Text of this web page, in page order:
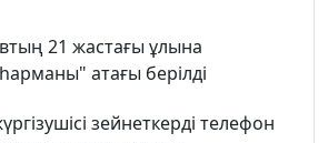
21 жастағы ұлына
атағы берілді
зейнеткерді телефон